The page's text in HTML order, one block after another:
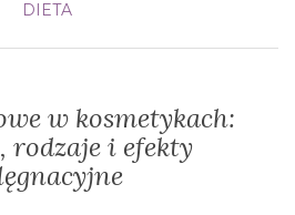
DIETA
w kosmetykach:
rodzaje i efekty